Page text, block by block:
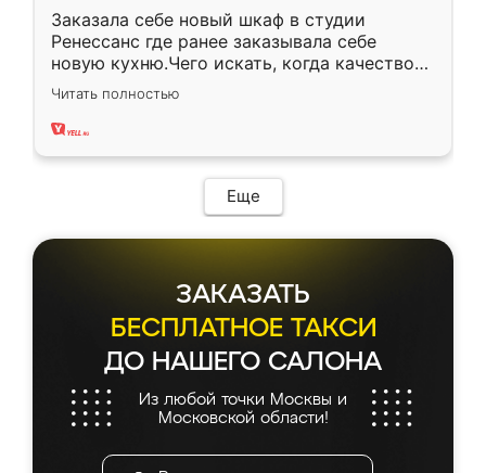
Заказала себе новый шкаф в студии
Ренессанс где ранее заказывала себе
новую кухню.Чего искать, когда качеством
вполне довольна. Служит кухня уже почти
два года, нареканий нет.
Читать полностью
Еще
ЗАКАЗАТЬ
БЕСПЛАТНОЕ ТАКСИ
ДО НАШЕГО САЛОНА
Из любой точки Москвы и
Московской области!